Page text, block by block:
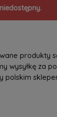
produkty
wysyłkę za
polskim